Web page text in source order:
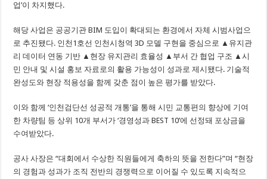
업’이 차지했다.
해당 사업은 공공기관 BIM 도입이 확대되는 환경에서 자체 시범사업으
로 추진됐다. 인천1호선 인천시청역 3D 모델 구현을 중심으로 ▲유지관
리 데이터 연동 기반 ▲현장 유지관리 효율성 ▲부서 간 협업 구조 ▲시
민 안내 및 시설 홍보 자료로의 활용 가능성이 성과로 제시됐다. 기술적
완성도와 현장 적용성을 함께 갖춘 점이 높은 평가를 받았다.
이와 함께 ‘인천검단선 성공적 개통’을 통해 시민 교통편의 향상에 기여
한 차량팀 등 상위 10개 부서가 ‘경영성과 BEST 10’에 선정돼 포상금을
수여받았다.
공사 사장은 “대회에서 수상한 직원들에게 축하의 뜻을 전한다”며 “현장
의 경험과 성과가 조직 전반의 경쟁력으로 이어질 수 있도록 지속적으